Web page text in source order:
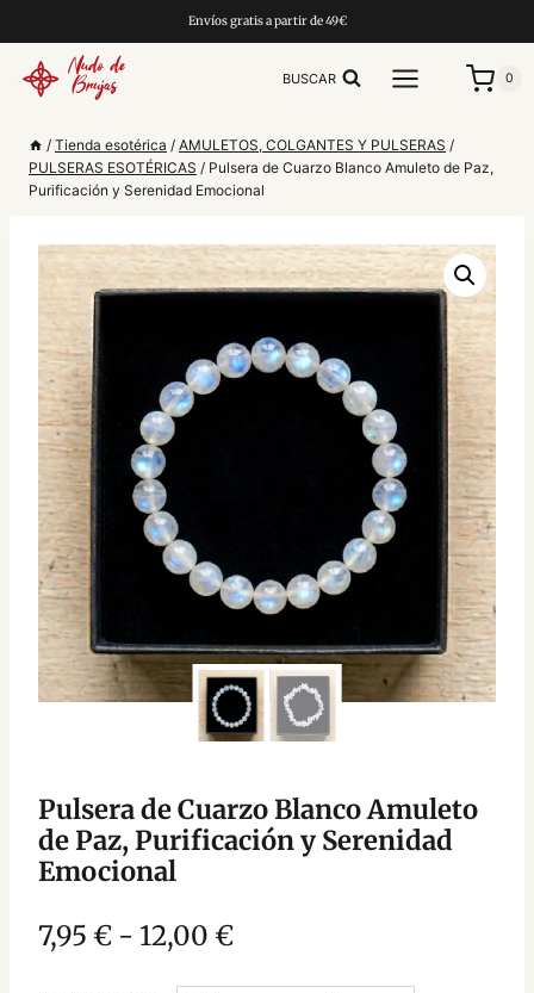
al
contenido
Envíos gratis a partir de 49€
BUSCAR 0
/ Tienda esotérica / AMULETOS, COLGANTES Y PULSERAS /
PULSERAS ESOTÉRICAS / Pulsera de Cuarzo Blanco Amuleto de Paz,
Purificación y Serenidad Emocional
Pulsera de Cuarzo Blanco Amuleto
de Paz, Purificación y Serenidad
Emocional
7,95 € - 12,00 €Rango